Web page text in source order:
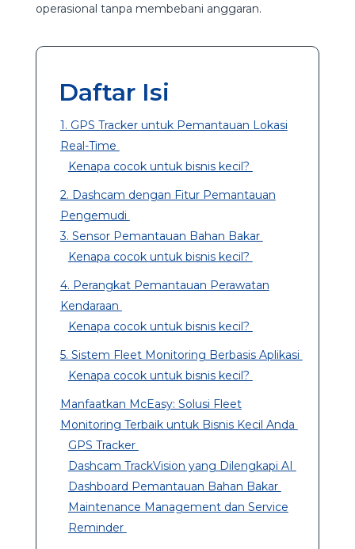
operasional tanpa membebani anggaran.
Daftar Isi
1. GPS Tracker untuk Pemantauan Lokasi
Real-Time
Kenapa cocok untuk bisnis kecil?
2. Dashcam dengan Fitur Pemantauan
Pengemudi
3. Sensor Pemantauan Bahan Bakar
Kenapa cocok untuk bisnis kecil?
4. Perangkat Pemantauan Perawatan
Kendaraan
Kenapa cocok untuk bisnis kecil?
5. Sistem Fleet Monitoring Berbasis Aplikasi
Kenapa cocok untuk bisnis kecil?
Manfaatkan McEasy: Solusi Fleet
Monitoring Terbaik untuk Bisnis Kecil Anda
GPS Tracker
Dashcam TrackVision yang Dilengkapi AI
Dashboard Pemantauan Bahan Bakar
Maintenance Management dan Service
Reminder